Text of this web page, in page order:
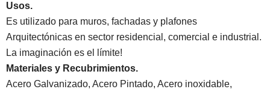
Usos.
Es utilizado para muros, fachadas y plafones
Arquitectónicas en sector residencial, comercial e industrial.
La imaginación es el límite!
Materiales y Recubrimientos.
Acero Galvanizado, Acero Pintado, Acero inoxidable,